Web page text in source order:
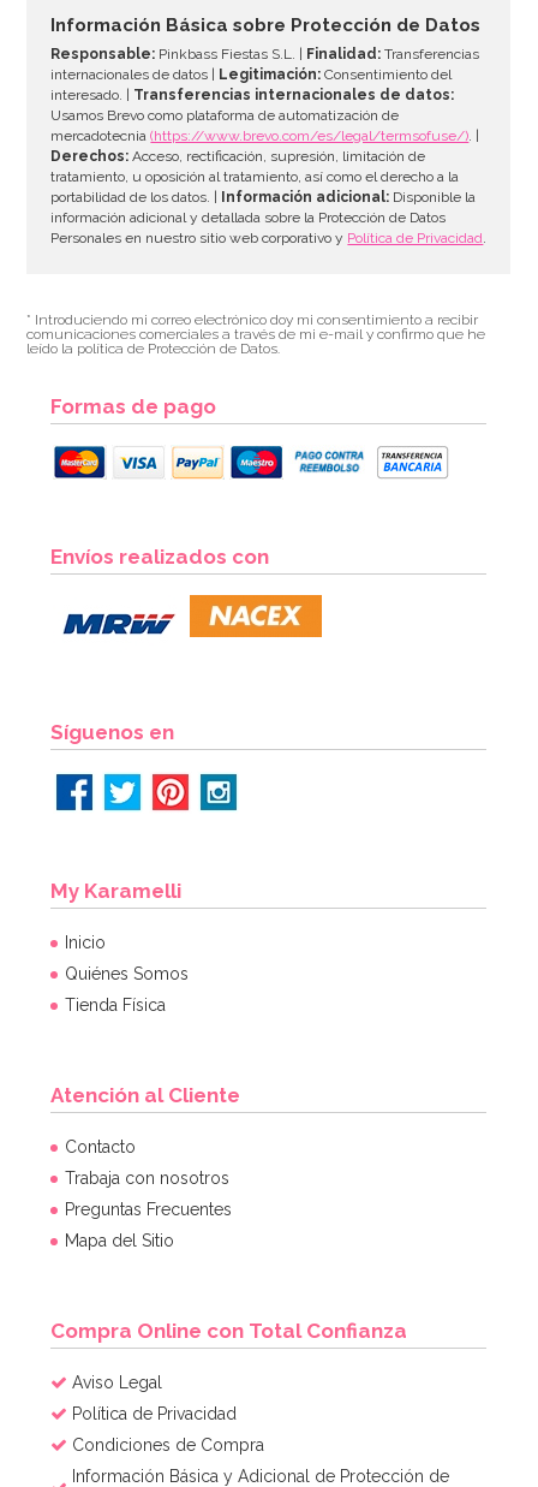
AÑADIR
7,95€
Preparado para Cupcakes 1 Kg - FunCakes
AÑADIR
Información Básica sobre Protección de Datos
Responsable: Pinkbass Fiestas S.L. | Finalidad: Transferencias
internacionales de datos |
Legitimación: Consentimiento del
interesado. | Transferencias internacionales de datos:
Usamos Brevo como plataforma de automatización de
mercadotecnia(https://www.brevo.com/es/legal/termsofuse/). |
Derechos: Acceso, rectificación, supresión, limitación de
tratamiento, u oposición al tratamiento, así como el derecho a la
portabilidad de los datos. |
Información adicional: Disponible la
información adicional y detallada sobre la Protección de Datos
Personales en nuestro sitio web corporativo y Política de Privacidad.
* Introduciendo mi correo electrónico doy mi consentimiento a recibir
comunicaciones comerciales a través de mi e-mail y confirmo que he
leído la política de Protección de Datos.
Formas de pago
Envíos realizados con
Síguenos en
My Karamelli
Inicio
Quiénes Somos
Tienda Física
Atención al Cliente
Contacto
Trabaja con nosotros
Preguntas Frecuentes
Mapa del Sitio
Compra Online con Total Confianza
Aviso Legal
Política de Privacidad
Condiciones de Compra
Información Básica y Adicional de Protección de